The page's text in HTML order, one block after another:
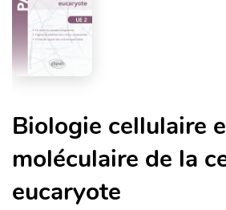
Biologie cellulaire
moléculaire de la
eucaryote